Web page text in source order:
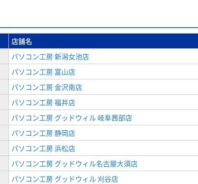
店舗名
パソコン工房 新潟女池店
パソコン工房 富山店
パソコン工房 金沢南店
パソコン工房 福井店
パソコン工房 グッドウィル 岐阜茜部店
パソコン工房 静岡店
パソコン工房 浜松店
パソコン工房 グッドウィル名古屋大須店
パソコン工房 グッドウィル 刈谷店